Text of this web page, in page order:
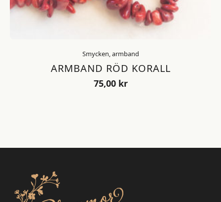
Smycken, armband
ARMBAND RÖD KORALL
75,00 kr